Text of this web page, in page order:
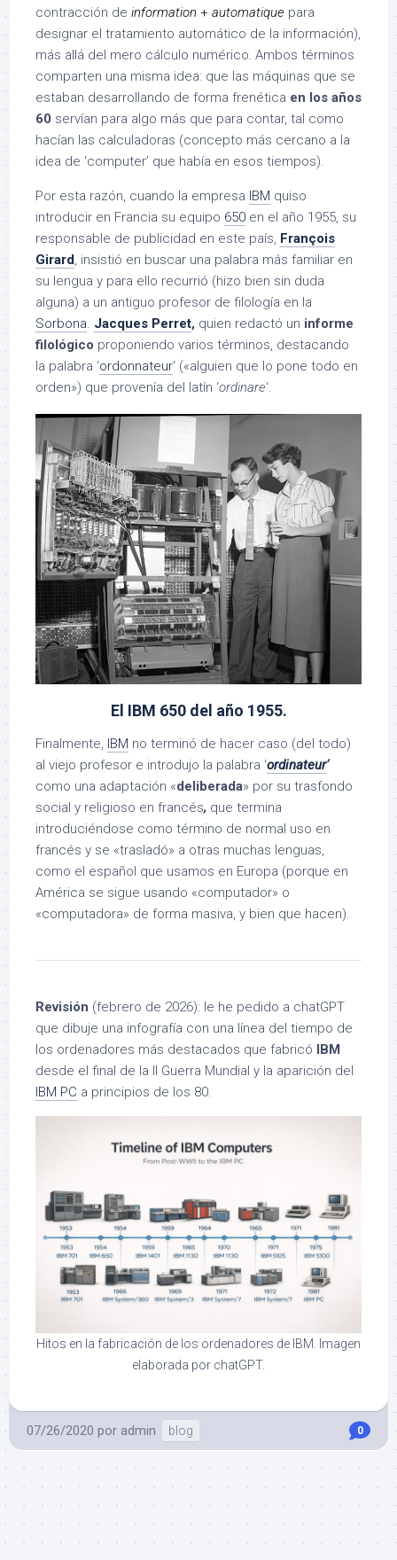
contracción de information + automatique para
designar el tratamiento automático de la información),
más allá del mero cálculo numérico. Ambos términos
comparten una misma idea: que las máquinas que se
estaban desarrollando de forma frenética en los años
60 servían para algo más que para contar, tal como
hacían las calculadoras (concepto más cercano a la
idea de ‘computer’ que había en esos tiempos).
Por esta razón, cuando la empresa IBM quiso
introducir en Francia su equipo 650 en el año 1955, su
responsable de publicidad en este país, François
Girard, insistió en buscar una palabra más familiar en
su lengua y para ello recurrió (hizo bien sin duda
alguna) a un antiguo profesor de filología en la
Sorbona. Jacques Perret, quien redactó un informe
filológico proponiendo varios términos, destacando
la palabra ‘ordonnateur‘ («alguien que lo pone todo en
orden») que provenía del latín ‘ordinare‘.
El IBM 650 del año 1955.
Finalmente, IBM no terminó de hacer caso (del todo)
al viejo profesor e introdujo la palabra ‘ordinateur‘
como una adaptación «deliberada» por su trasfondo
social y religioso en francés, que termina
introduciéndose como término de normal uso en
francés y se «trasladó» a otras muchas lenguas,
como el español que usamos en Europa (porque en
América se sigue usando «computador» o
«computadora» de forma masiva, y bien que hacen).
Revisión (febrero de 2026): le he pedido a chatGPT
que dibuje una infografía con una línea del tiempo de
los ordenadores más destacados que fabricó IBM
desde el final de la II Guerra Mundial y la aparición del
IBM PC a principios de los 80.
Hitos en la fabricación de los ordenadores de IBM. Imagen
elaborada por chatGPT.
07/26/2020 por admin blog 0